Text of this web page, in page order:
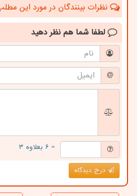
نظرات بینندگان در مورد این
لطفا شما هم نظر دهید
= ۶ بعلاوه ۳
درج دیدگاه